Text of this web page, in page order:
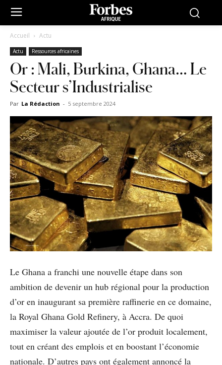
Accueil Actu
Actu Ressources africaines
Or : Mali, Burkina, Ghana… Le
Secteur s’Industrialise
Par La Rédaction - 5 septembre 2024
Le Ghana a franchi une nouvelle étape dans son
ambition de devenir un hub régional pour la production
d’or en inaugurant sa première raffinerie en ce domaine,
la Royal Ghana Gold Refinery, à Accra. De quoi
maximiser la valeur ajoutée de l’or produit localement,
tout en créant des emplois et en boostant l’économie
nationale. D’autres pays ont également annoncé la